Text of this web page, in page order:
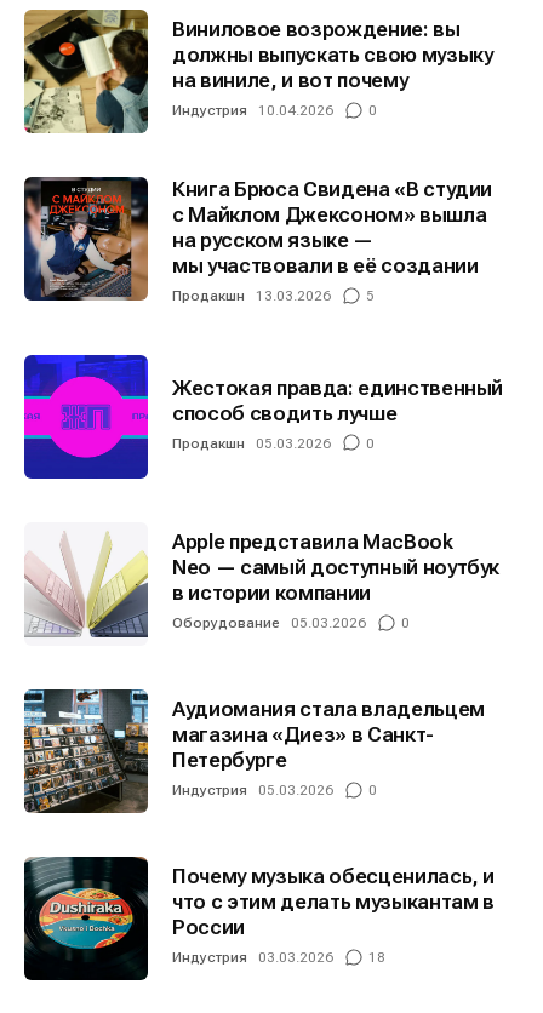
О проекте
Реклама
Редакционная политика (в разработке)
Предложение новостей Помощь проекту
О проекте
Реклама
Редакционная политика (в разработке)
Предложение новостей Помощь проекту
Виниловое возрождение: вы
должны выпускать свою музыку
на виниле, и вот почему
Индустрия 10.04.2026 0
Книга Брюса Свидена «В студии
с Майклом Джексоном» вышла
на русском языке —
мы участвовали в её создании
Продакшн 13.03.2026 5
Жестокая правда: единственный
способ сводить лучше
Продакшн 05.03.2026 0
Apple представила MacBook
Neo — самый доступный ноутбук
в истории компании
Оборудование 05.03.2026 0
Аудиомания стала владельцем
магазина «Диез» в Санкт-
Петербурге
Индустрия 05.03.2026 0
Почему музыка обесценилась, и
что с этим делать музыкантам в
России
Индустрия 03.03.2026 18